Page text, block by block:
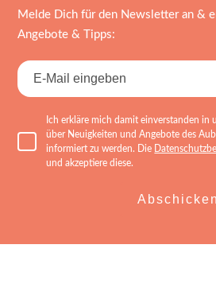
Melde Dich für den Newsletter an &
Angebote & Tipps:
Ich erkläre mich damit einverstanden in
über Neuigkeiten und Angebote des
informiert zu werden. Die
und akzeptiere diese.